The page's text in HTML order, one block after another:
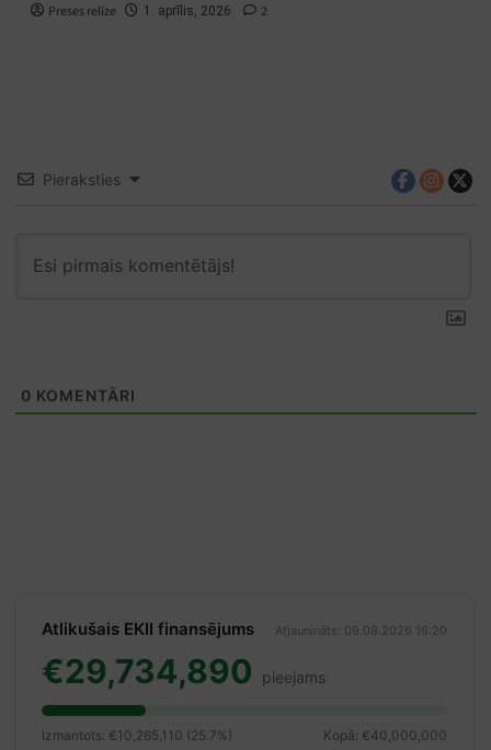
Preses relīze 1. aprīlis, 2026. 2
Pieraksties
0 KOMENTĀRI
Atlikušais EKII finansējums Atjaunināts: 09.08.2026 16:20
€29,734,890 pieejams
Izmantots: €10,265,110 (25.7%) Kopā: €40,000,000